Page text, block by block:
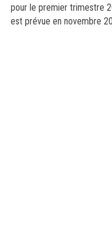
pour le premier trimestre
est prévue en novembre